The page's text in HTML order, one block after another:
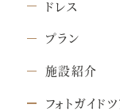
ドレス
プラン
施設紹介
フォトガイド